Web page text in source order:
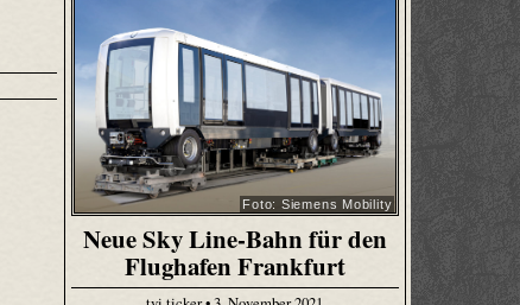
Foto: Siemens Mobility
Neue Sky Line-Bahn für den
Flughafen Frankfurt